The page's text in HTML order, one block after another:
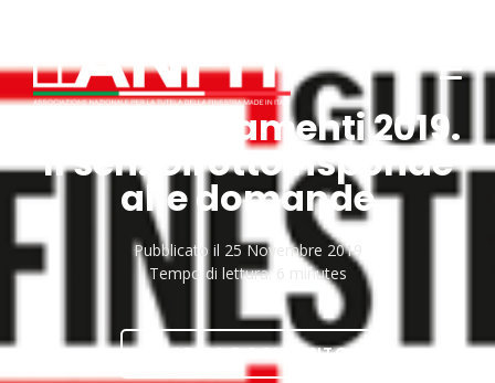
Forum Serramenti 2019.
Il sen. Girotto risponde
alle domande
Pubblicato il 25 Novembre 2019
Tempo di lettura:6 minutes
SCARICA DOCUMENTO